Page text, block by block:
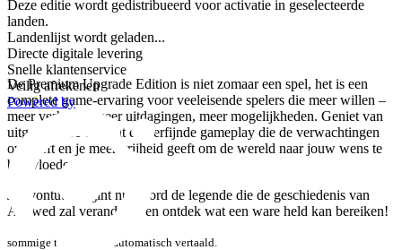
Waarom kiezen voor Avowed Premium Upgrade
Edition?
De Premium Upgrade Edition is niet zomaar een spel, het is een
complete game-ervaring voor veeleisende spelers die meer willen –
meer verhalen, meer uitdagingen, meer mogelijkheden. Geniet van
uitgebreidere content en verfijnde gameplay die de verwachtingen
overtreft en je meer vrijheid geeft om de wereld naar jouw wens te
beïnvloeden.
Je avontuur begint nu. Word de legende die de geschiedenis van
Avowed zal veranderen en ontdek wat een ware held kan bereiken!
sommige teksten zijn automatisch vertaald.
Deze editie wordt gedistribueerd voor activatie in geselecteerde
landen.
Landenlijst wordt geladen...
Directe digitale levering
Snelle klantenservice
Veilig afrekenen
Powered by